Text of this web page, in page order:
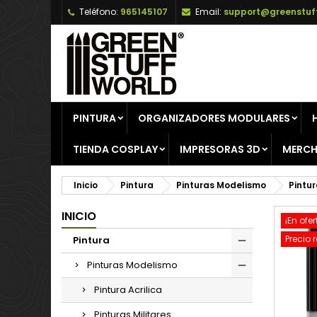
Teléfono: 965145107 Email:
PINTURA ORGANIZADORES MODULARES
TIENDA COSPLAY IMPRESORAS 3D
Inicio Pintura Pinturas Modelismo
INICIO
Pintura
Pinturas Modelismo
Pintura Acrilica
¡En
Precio